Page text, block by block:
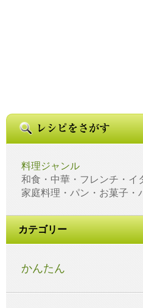
料理ジャンル
和食・中華・フレンチ・イ
家庭料理・パン・お菓子・
カテゴリー
かんたん